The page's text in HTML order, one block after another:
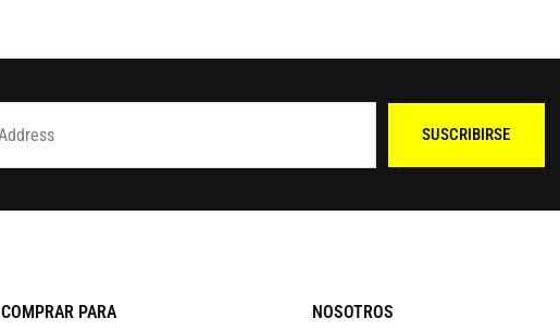
SUSCRIBIRSE
COMPRAR PARA NOSOTROS